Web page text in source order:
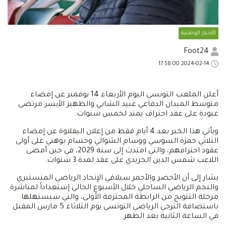
الأخبار الوطنية
أعلن الملعب التونسي اليوم الأربعاء 14 نوفمبر عن إمضاء
متوسط الميدان الدفاعي عبيد الشابي والظهير الأيسر مرتضى
عبودة على عقد احتراف يمتد لخمس سنوات.
ويأتي هذا الخبر بعد 4 أيام فقط من إعلان البقلاوة عن إمضاء
الثلاثي حمزة السوسي ووسام الشوالي وحسام بوهني على أولى
عقود احترافهم، والتي امتدت إلى سنة 2029، في حين أمضى
اللاعب شمس الدين الجريدي على عقد لمدة 3 سنوات.
يشار إلى أن الأخضر والأحمر سيلاقي الإتحاد الرياضي المنستيري
والنجم الرياضي الساحلي خلال الأسبوع الحالي إستعداداً لمباشرة
مرحلة التتويج من الرابطة المحترفة الأولى، والتي سيستهلها
باستضافة الترجي الرياضي التونسي يوم الثلاثاء 5 مارس المقبل
في الساعة الثانية بعد الظهر.